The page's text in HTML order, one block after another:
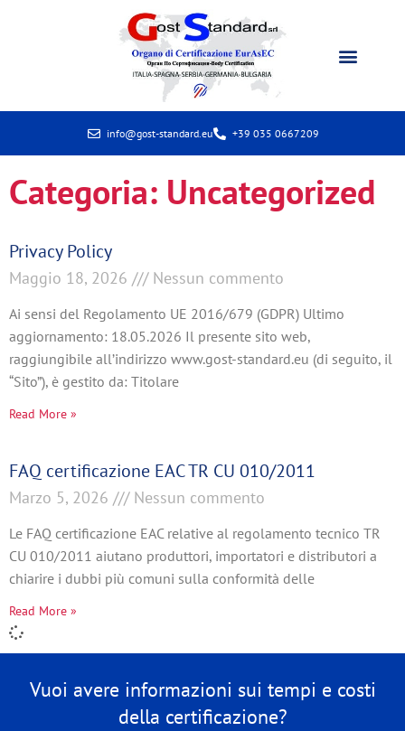
info@gost-standard.eu +39 035 0667209
Categoria: Uncategorized
Privacy Policy
Maggio 18, 2026 Nessun commento
Ai sensi del Regolamento UE 2016/679 (GDPR) Ultimo
aggiornamento: 18.05.2026 Il presente sito web,
raggiungibile all’indirizzo www.gost-standard.eu (di seguito, il
“Sito”), è gestito da: Titolare
Read More »
FAQ certificazione EAC TR CU 010/2011
Marzo 5, 2026 Nessun commento
Le FAQ certificazione EAC relative al regolamento tecnico TR
CU 010/2011 aiutano produttori, importatori e distributori a
chiarire i dubbi più comuni sulla conformità delle
Read More »
Vuoi avere informazioni sui tempi e costi
della certificazione?